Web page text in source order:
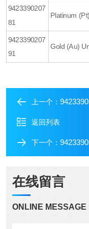
9423390207
81
Platinum
9423390207
91
Gold (Au)
上一个：
返回列表
下一个：
在线留言
ONLINE MESSAGE